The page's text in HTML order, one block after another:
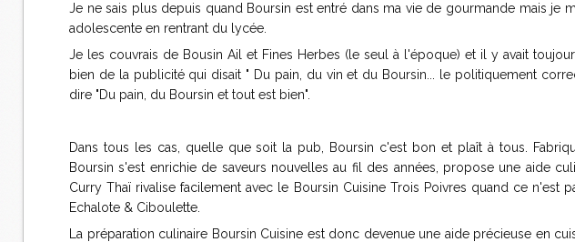
Je ne sais plus depuis quand Boursin est entré dans ma vie de gourmande mais je
adolescente en rentrant du lycée.
Je les couvrais de Bousin Ail et Fines Herbes (le seul à l'époque) et il y avait
bien de la publicité qui disait " Du pain, du vin et du Boursin... le politiquement
dire "Du pain, du Boursin et tout est bien".
Dans tous les cas, quelle que soit la pub, Boursin c'est bon et plaît à tous.
Boursin s'est enrichie de saveurs nouvelles au fil des années, propose une aide
Curry Thaï rivalise facilement avec le Boursin Cuisine Trois Poivres quand ce n'est
Echalote & Ciboulette.
La préparation culinaire Boursin Cuisine est donc devenue une aide précieuse en